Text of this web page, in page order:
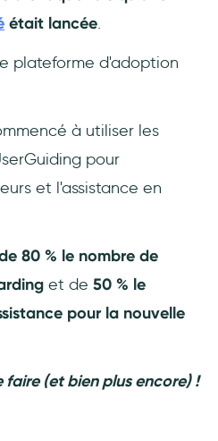
était lancée.
plateforme d'adoption
à utiliser les
pour
et l'assistance en
80 % le nombre de
et de 50 % le
pour la nouvelle
faire (et bien plus encore) !